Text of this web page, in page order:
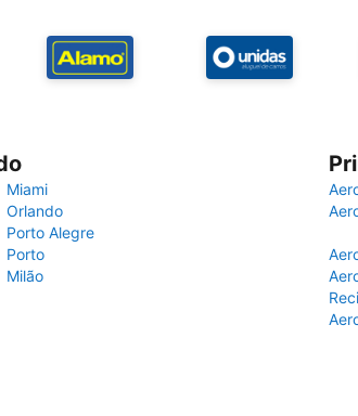
Miami
Orlando
Porto Alegre
Porto
Milão